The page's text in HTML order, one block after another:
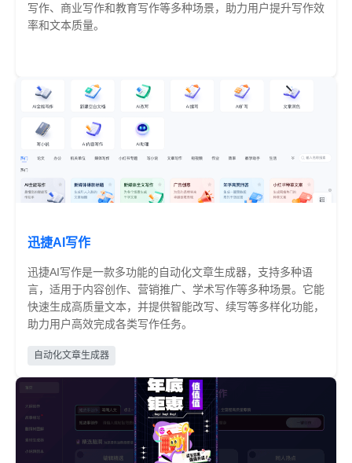
写作、商业写作和教育写作等多种场景，助力用户提升写作效
率和文本质量。
迅捷AI写作
迅捷AI写作是一款多功能的自动化文章生成器，支持多种语
言，适用于内容创作、营销推广、学术写作等多种场景。它能
快速生成高质量文本，并提供智能改写、续写等多样化功能，
助力用户高效完成各类写作任务。
自动化文章生成器